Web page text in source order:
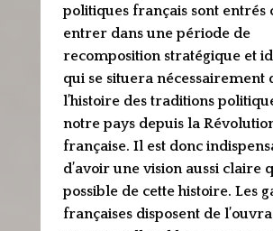
politiques français sont entrés
entrer dans une période de
recomposition stratégique et
qui se situera nécessairement
l’histoire des traditions
notre pays depuis la
française. Il est donc
d’avoir une vision aussi claire
possible de cette histoire. Les
françaises disposent de